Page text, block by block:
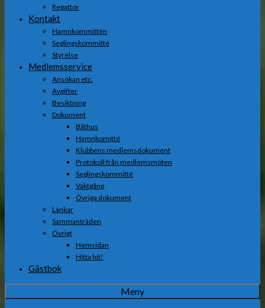
Regattor
Kontakt
Hamnkommittén
Seglingskommitté
Styrelse
Medlemsservice
Ansökan etc.
Avgifter
Besiktning
Dokument
Båthus
Hamnkomitté
Klubbens medlemsdokument
Protokoll från medlemsmöten
Seglingskommitté
Vaktgång
Övriga dokument
Länkar
Sammanträden
Övrigt
Hemsidan
Hitta hit!
Gästbok
Meny